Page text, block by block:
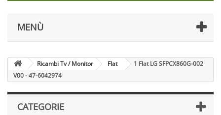
MENÙ
Ricambi Tv / Monitor Flat
1 Flat LG SFPCX860G-002
V00 - 47-6042974
CATEGORIE